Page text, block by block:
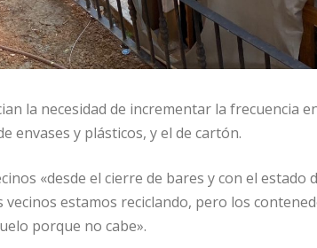
la necesidad de incrementar la frecuencia
envases y plásticos, y el de cartón.
«desde el cierre de bares y con el estado
vecinos estamos reciclando, pero los
porque no cabe».